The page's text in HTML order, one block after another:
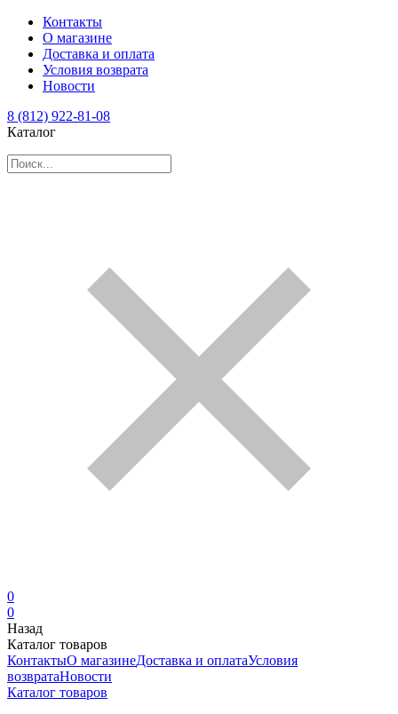
Контакты
О магазине
Доставка и оплата
Условия возврата
Новости
8 (812) 922-81-08
Каталог
0
0
Назад
Каталог товаров
КонтактыО магазинеДоставка и оплатаУсловия
возвратаНовости
Каталог товаров